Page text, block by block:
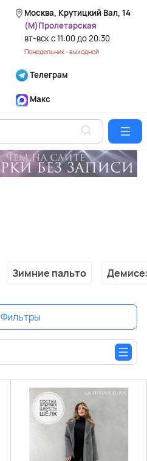
Москва, Крутицкий Вал, 14
(М)Пролетарская
вт-вск с 11:00 до 20:30
Понедельник - выходной
Телеграм
Макс
Зимние пальто
Фильтры